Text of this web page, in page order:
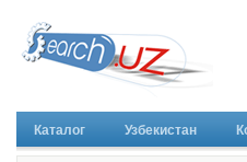
Каталог Узбекистан